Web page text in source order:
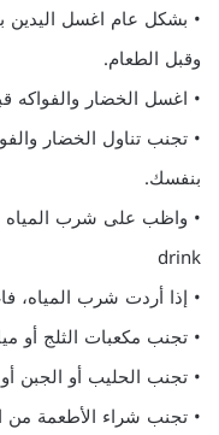
• بشكل عام اغسل اليدين
وقبل الطعام.
• اغسل الخضار والفواكه
• تجنب تناول الخضار
بنفسك.
drink
• إذا أردت شرب المياه،
• تجنب مكعبات الثلج أو
• تجنب الحليب أو الجبن
• تجنب شراء الأطعمة من